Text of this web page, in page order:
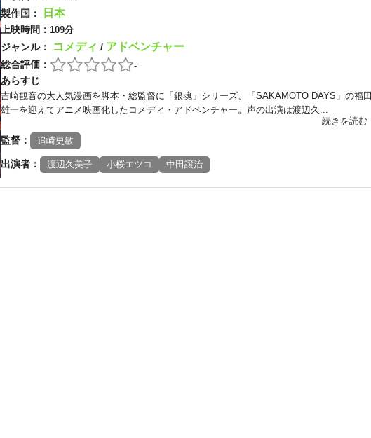
製作国： 日本
上映時間： 109分
ジャンル： コメディ / アドベンチャー
総合評価： -
あらすじ
吉崎観音の大人気漫画を脚本・総監督に「銀魂」シリーズ、「SAKAMOTO DAYS」の福田
雄一を迎えてアニメ映画化したコメディ・アドベンチャー。声の出演は渡辺久...
続きを読む
監督： 追崎史敏
出演者： 渡辺久美子 小桜エツコ 中田譲治